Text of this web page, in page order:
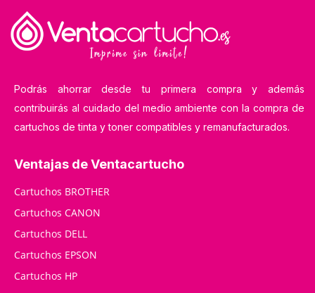
Podrás ahorrar desde tu primera compra y además
contribuirás al cuidado del medio ambiente con la compra de
cartuchos de tinta y toner compatibles y remanufacturados.
Ventajas de Ventacartucho
Cartuchos BROTHER
Cartuchos CANON
Cartuchos DELL
Cartuchos EPSON
Cartuchos HP